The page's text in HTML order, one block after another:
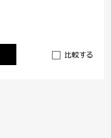
比較する